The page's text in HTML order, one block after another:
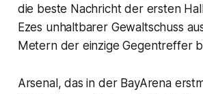
die beste Nachricht der ersten
Ezes unhaltbarer Gewaltschuss
Metern der einzige Gegentreffer
Arsenal, das in der BayArena